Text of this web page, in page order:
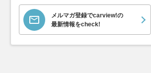
メルマガ登録でcarview!の
最新情報をcheck!